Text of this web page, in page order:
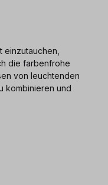
die farbenfrohe
von leuchtenden
kombinieren und